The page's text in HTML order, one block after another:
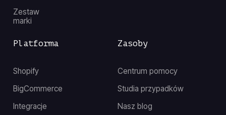
Zestaw
marki
Zasoby
Centrum pomocy
Studia przypadków
Nasz blog
Platforma
Shopify
BigCommerce
Integracje